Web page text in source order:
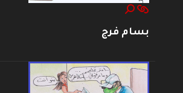
بسام فرج